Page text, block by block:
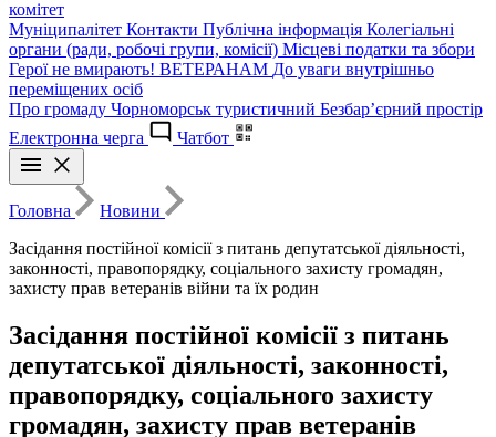
комітет
Муніципалітет Контакти Публічна інформація Колегіальні
органи (ради, робочі групи, комісії) Місцеві податки та збори
Герої не вмирають! ВЕТЕРАНАМ До уваги внутрішньо
переміщених осіб
Про громаду Чорноморськ туристичний Безбар’єрний простір
Електронна черга
Чатбот
Головна
Новини
Засідання постійної комісії з питань депутатської діяльності,
законності, правопорядку, соціального захисту громадян,
захисту прав ветеранів війни та їх родин
Засідання постійної комісії з питань
депутатської діяльності, законності,
правопорядку, соціального захисту
громадян, захисту прав ветеранів